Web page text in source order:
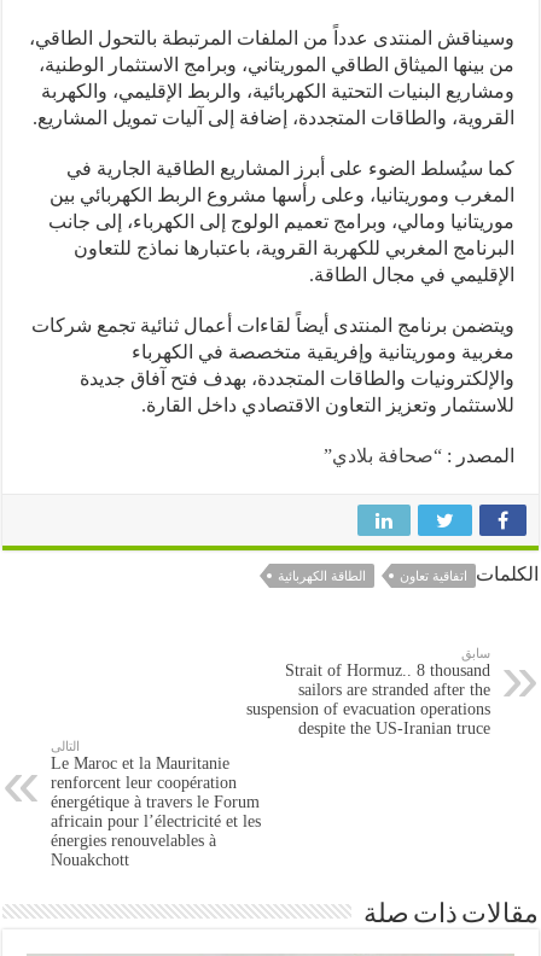
المنتدى عدداً من الملفات المرتبطة بالتحول الطاقي،
الميثاق الطاقي الموريتاني، وبرامج الاستثمار الوطنية،
البنيات التحتية الكهربائية، والربط الإقليمي، والكهربة
والطاقات المتجددة، إضافة إلى آليات تمويل المشاريع.
سيُسلط الضوء على أبرز المشاريع الطاقية الجارية في
وموريتانيا، وعلى رأسها مشروع الربط الكهربائي بين
ومالي، وبرامج تعميم الولوج إلى الكهرباء، إلى جانب
المغربي للكهربة القروية، باعتبارها نماذج للتعاون
في مجال الطاقة.
برنامج المنتدى أيضاً لقاءات أعمال ثنائية تجمع شركات
وموريتانية وإفريقية متخصصة في الكهرباء
والطاقات المتجددة، بهدف فتح آفاق جديدة
وتعزيز التعاون الاقتصادي داخل القارة.
:“صحافة بلادي”
اتفاقية تعاون الطاقة الكهربائية
Strait of Hormuz.. 8 thousand
sailors are stranded after the
suspension of evacuation operations
despite the US-Iranian truce
Le Maroc et la Mauritanie
renforcent leur coopération
énergétique à travers le Forum
africain pour l’électricité et les
énergies renouvelables à
Nouakchott
ذات صلة